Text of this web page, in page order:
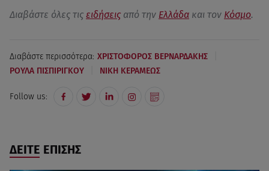
Διαβάστε όλες τις ειδήσεις από την Ελλάδα και τον Κόσμο.
Διαβάστε περισσότερα: ΧΡΙΣΤΟΦΟΡΟΣ ΒΕΡΝΑΡΔΑΚΗΣ
ΡΟΥΛΑ ΠΙΣΠΙΡΙΓΚΟΥ ΝΙΚΗ ΚΕΡΑΜΕΩΣ
Follow us:
ΔΕΙΤΕ ΕΠΙΣΗΣ